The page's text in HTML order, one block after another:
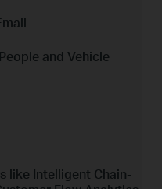
and Vehicle
like Intelligent Chain-